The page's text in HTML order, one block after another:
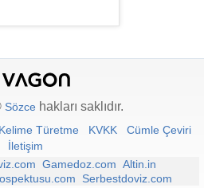
Sözce hakları saklıdır.
Kelime Türetme KVKK
Cümle Çeviri
İletişim
Gamedoz.com Altin.in
Serbestdoviz.com